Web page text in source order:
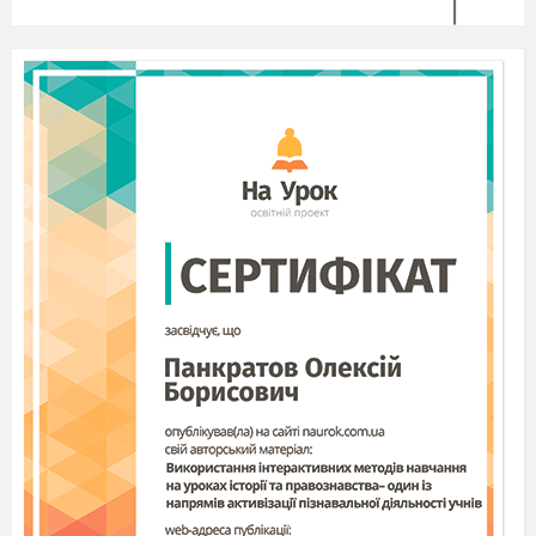
в) любов до життєвих
благ
г) щире відчуття краси.
Установіть хронологічну
послідовність подій у повісті Гофмана
«Крихітка Цахес»:
а) розкриття таємниці Циннобера;
б) одруження Балтазара з Кандідою;
в) подарунок від феї Цахесу три волосинки;
г) зачарування навколишніх «талантами»
Цахеса.
1в
2г 3а 4б
Розділіть, які особливості належать
«парнасцям», а які школі «чистого
мистецтва».
а) мистецтво не пов’язане з життям;
1.